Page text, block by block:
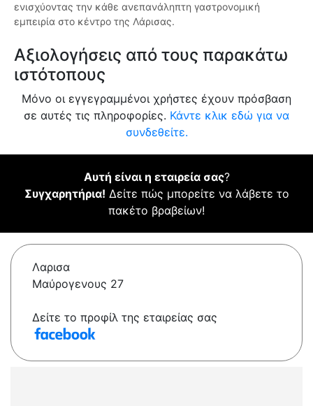
ενισχύοντας την κάθε ανεπανάληπτη γαστρονομική
εμπειρία στο κέντρο της Λάρισας.
Αξιολογήσεις από τους παρακάτω
ιστότοπους
Μόνο οι εγγεγραμμένοι χρήστες έχουν πρόσβαση
σε αυτές τις πληροφορίες. Κάντε κλικ εδώ για να
συνδεθείτε.
Αυτή είναι η εταιρεία σας?
Συγχαρητήρια! Δείτε πώς μπορείτε να λάβετε το
πακέτο βραβείων!
Λαρισα
Μαύρογενους 27
Δείτε το προφίλ της εταιρείας σας